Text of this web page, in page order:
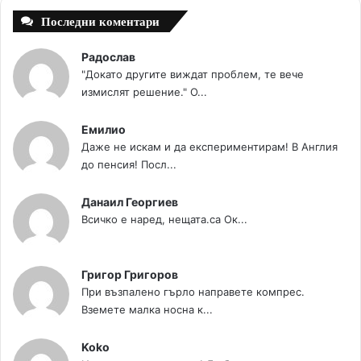
Последни коментари
Радослав
"Докато другите виждат проблем, те вече
измислят решение." О...
Емилио
Даже не искам и да експериментирам! В Англия
до пенсия! Посл...
Данаил Георгиев
Всичко е наред, нещата.са Ок...
Григор Григоров
При възпалено гърло направете компрес.
Вземете малка носна к...
Koko